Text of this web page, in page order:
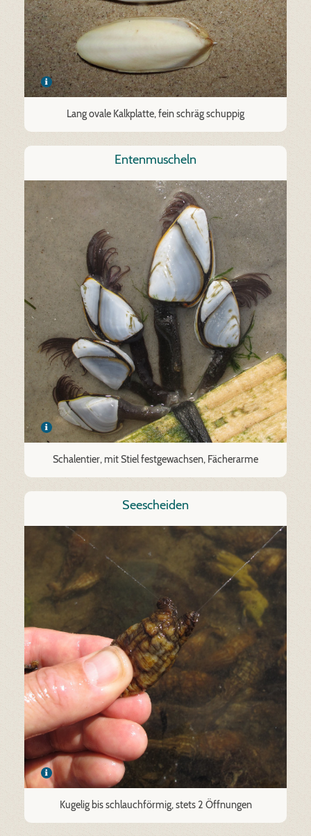
Lang ovale Kalkplatte, fein schräg schuppig
Entenmuscheln
Schalentier, mit Stiel festgewachsen, Fächerarme
Seescheiden
Kugelig bis schlauchförmig, stets 2 Öffnungen